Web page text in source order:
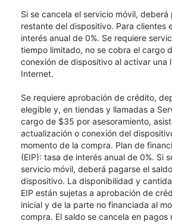
Si se cancela el servicio móvil, deberá
restante del dispositivo. Para clientes
interés anual de 0%. Se requiere
tiempo limitado, no se cobra el cargo
conexión de dispositivo al activar una
Internet.
Se requiere aprobación de crédito,
elegible y, en tiendas y llamadas a
cargo de $35 por asesoramiento,
actualización o conexión del
momento de la compra. Plan de
(EIP): tasa de interés anual de 0%. Si
servicio móvil, deberá pagarse el
dispositivo. La disponibilidad y
EIP están sujetas a aprobación de
inicial y de la parte no financiada al
compra. El saldo se cancela en pagos